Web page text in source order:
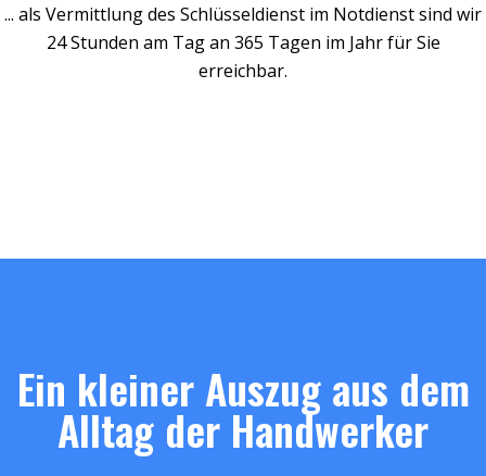
... als Vermittlung des Schlüsseldienst im Notdienst sind wir
24 Stunden am Tag an 365 Tagen im Jahr für Sie
erreichbar.
Ein kleiner Auszug aus dem
Alltag der Handwerker